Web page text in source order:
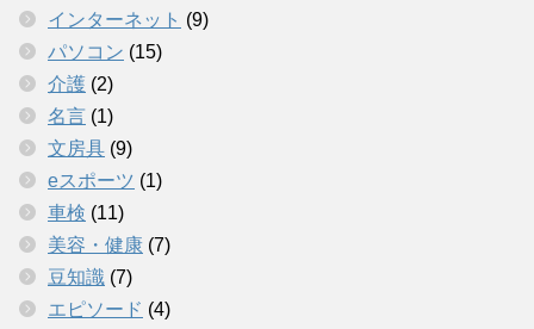
インターネット (9)
パソコン (15)
介護 (2)
名言 (1)
文房具 (9)
eスポーツ (1)
車検 (11)
美容・健康 (7)
豆知識 (7)
エピソード (4)